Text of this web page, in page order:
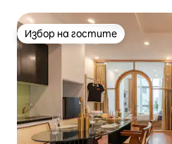
Избор на гостите
Избор на гостите